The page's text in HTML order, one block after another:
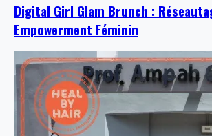
Digital Girl Glam Brunch :
Empowerment Féminin